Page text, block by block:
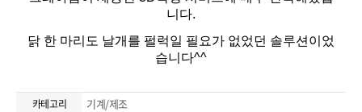
카테고리 기계/제조